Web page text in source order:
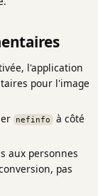
l'application
pour l'image
nefinfo
à côté
aux personnes
pas